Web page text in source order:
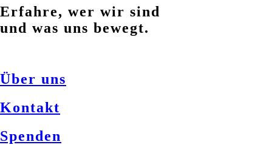
Erfahre, wer wir sind
und was uns bewegt.
Über uns
Kontakt
Spenden